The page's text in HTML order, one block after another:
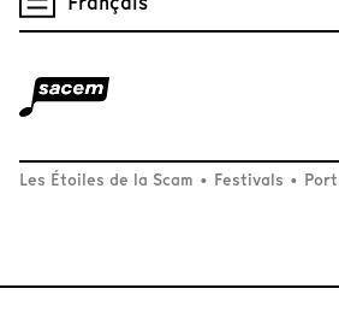
Les Étoiles de la Scam • Festivals •